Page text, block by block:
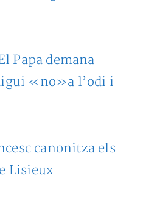
Papa demana
«no»a l’odi i
canonitza els
Lisieux